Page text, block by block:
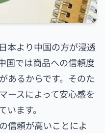
本より中国の方が浸透
国では商品への信頼度
あるからです。そのた
ースによって安心感を
ます。
信頼が高いことによ